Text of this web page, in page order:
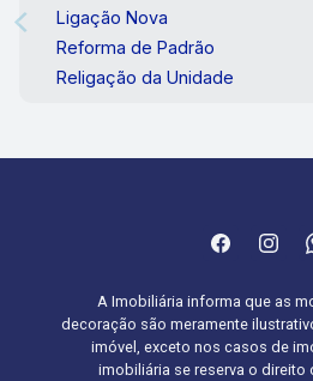
Ligação Nova
Reforma de Padrão
Religação da Unidade
A Imobiliária informa que as
decoração são meramente
imóvel, exceto nos casos de
imobiliária se reserva o direito